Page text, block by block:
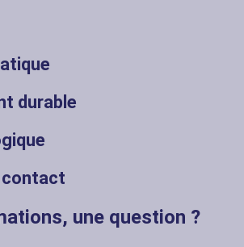
durable
contact
une question ?